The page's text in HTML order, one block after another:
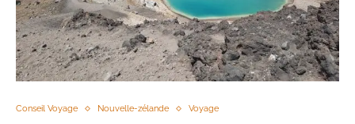
Conseil Voyage Nouvelle-zélande Voyage